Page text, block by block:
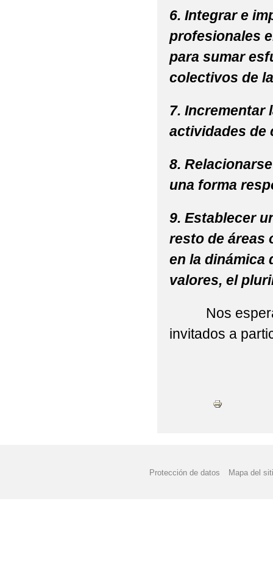
6. Integrar e
profesionales
para sumar
colectivos de
7. Incrementar
actividades de
8.
una forma
9. Establecer
resto de áreas
en la dinámica
valores, el
Nos espera
invitados a
Protección de datos Mapa del